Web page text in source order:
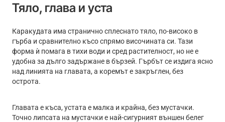
Тяло, глава и уста
Каракудата има странично сплеснато тяло, по-високо в
гърба и сравнително късо спрямо височината си. Тази
форма ѝ помага в тихи води и сред растителност, но не е
удобна за дълго задържане в бързей. Гърбът се издига ясно
над линията на главата, а коремът е закръглен, без
острота.
Главата е къса, устата е малка и крайна, без мустачки.
Точно липсата на мустачки е най-сигурният външен белег